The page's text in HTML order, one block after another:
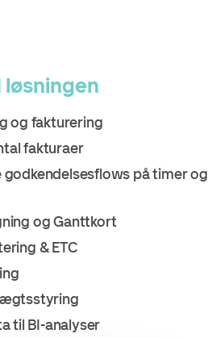
løsningen
og fakturering
fakturaer
godkendelsesflows på timer og
og Ganttkort
& ETC
til BI-analyser